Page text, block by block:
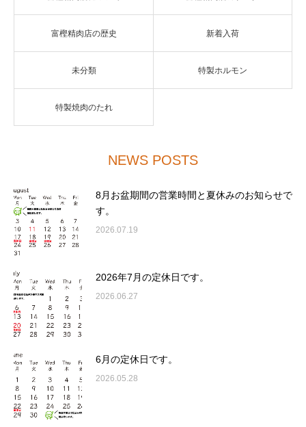
富樫精肉店の歴史 新着入荷
未分類 特製ホルモン
特製焼肉のたれ
NEWS POSTS
8月お盆期間の営業時間と夏休みのお知らせで
す。
2026.07.19
2026年7月の定休日です。
2026.06.27
6月の定休日です。
2026.05.28